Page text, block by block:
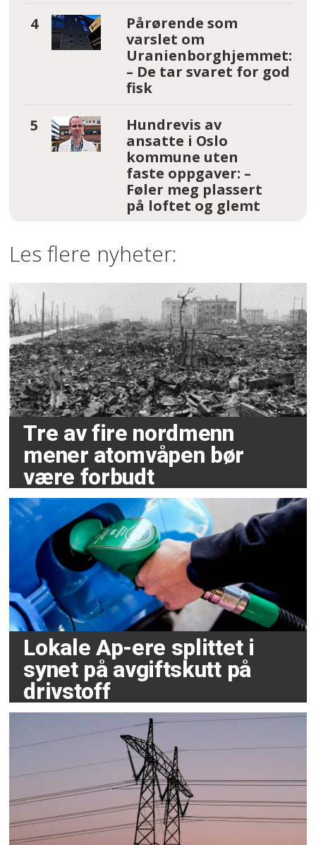
Pårørende som
varslet om
Uranienborghjemmet:
– De tar svaret for god
fisk
Hundrevis av
ansatte i Oslo
kommune uten
faste oppgaver: –
Føler meg plassert
på loftet og glemt
Les flere nyheter:
Tre av fire nordmenn
mener atomvåpen bør
være forbudt
Lokale Ap-ere splittet i
synet på avgiftskutt på
drivstoff